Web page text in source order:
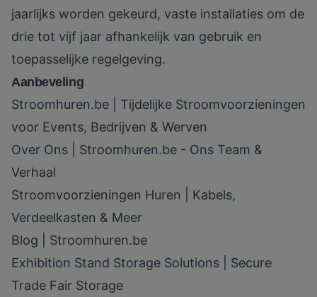
jaarlijks worden gekeurd, vaste installaties om de
drie tot vijf jaar afhankelijk van gebruik en
toepasselijke regelgeving.
Aanbeveling
Stroomhuren.be | Tijdelijke Stroomvoorzieningen
voor Events, Bedrijven & Werven
Over Ons | Stroomhuren.be - Ons Team &
Verhaal
Stroomvoorzieningen Huren | Kabels,
Verdeelkasten & Meer
Blog | Stroomhuren.be
Exhibition Stand Storage Solutions | Secure
Trade Fair Storage